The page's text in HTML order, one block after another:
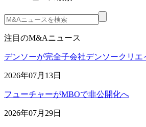
注目のM&Aニュース
デンソーが完全子会社デンソークリエ
2026年07月13日
フューチャーがMBOで非公開化へ
2026年07月29日